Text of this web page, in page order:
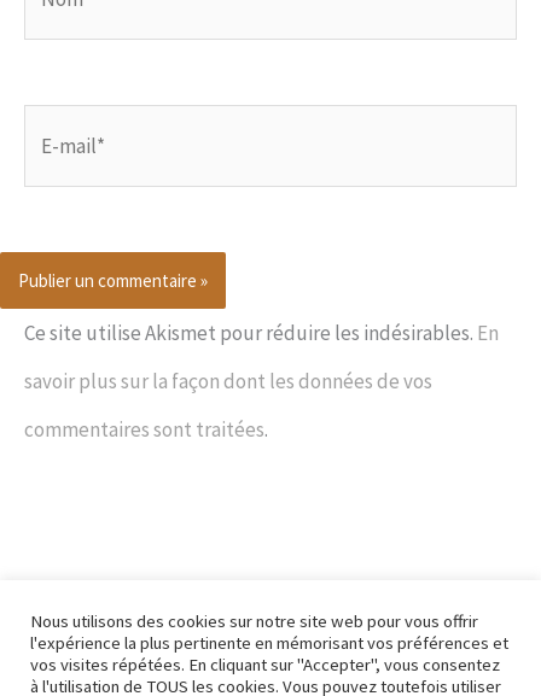
Ce site utilise Akismet pour réduire les indésirables. En
savoir plus sur la façon dont les données de vos
commentaires sont traitées.
Nous utilisons des cookies sur notre site web pour vous offrir
l'expérience la plus pertinente en mémorisant vos préférences et
vos visites répétées. En cliquant sur "Accepter", vous consentez
à l'utilisation de TOUS les cookies. Vous pouvez toutefois utiliser